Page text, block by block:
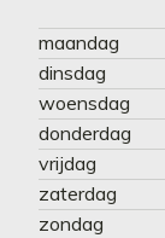
maandag
dinsdag
woensdag
donderdag
vrijdag
zaterdag
zondag